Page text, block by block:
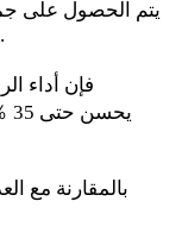
من مختبر realme وموقع كوالكوم الرسمي.